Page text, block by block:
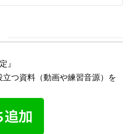
』
つ資料（動画や練習音源）を